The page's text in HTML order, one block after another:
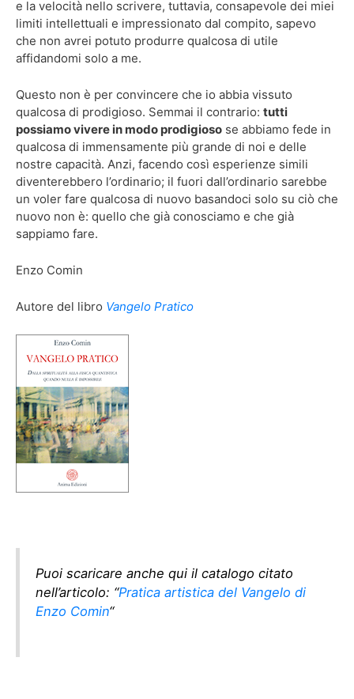
e la velocità nello scrivere, tuttavia, consapevole dei miei
limiti intellettuali e impressionato dal compito, sapevo
che non avrei potuto produrre qualcosa di utile
affidandomi solo a me.
Questo non è per convincere che io abbia vissuto
qualcosa di prodigioso. Semmai il contrario: tutti
possiamo vivere in modo prodigioso se abbiamo fede in
qualcosa di immensamente più grande di noi e delle
nostre capacità. Anzi, facendo così esperienze simili
diventerebbero l’ordinario; il fuori dall’ordinario sarebbe
un voler fare qualcosa di nuovo basandoci solo su ciò che
nuovo non è: quello che già conosciamo e che già
sappiamo fare.
Enzo Comin
Autore del libro Vangelo Pratico
Puoi scaricare anche qui il catalogo citato
nell’articolo: “Pratica artistica del Vangelo di
Enzo Comin“